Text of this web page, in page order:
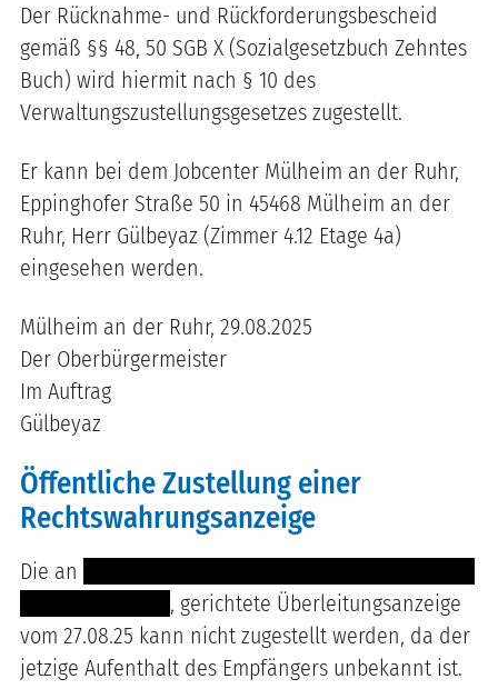
Der Rücknahme- und Rückforderungsbescheid
gemäß §§ 48, 50 SGB X (Sozialgesetzbuch Zehntes
Buch) wird hiermit nach § 10 des
Verwaltungszustellungsgesetzes zugestellt.
Er kann bei dem Jobcenter Mülheim an der Ruhr,
Eppinghofer Straße 50 in 45468 Mülheim an der
Ruhr, Herr Gülbeyaz (Zimmer 4.12 Etage 4a)
eingesehen werden.
Mülheim an der Ruhr, 29.08.2025
Der Oberbürgermeister
Im Auftrag
Gülbeyaz
Öffentliche Zustellung einer
Rechtswahrungsanzeige
Die an
, gerichtete Überleitungsanzeige
vom 27.08.25 kann nicht zugestellt werden, da der
jetzige Aufenthalt des Empfängers unbekannt ist.